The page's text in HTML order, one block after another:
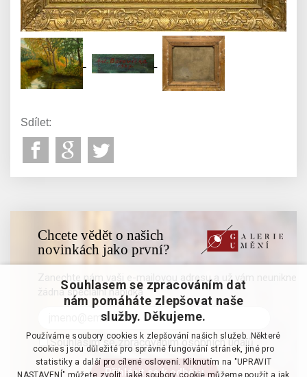
Sdílet:
Chcete vědět o našich
novinkách jako první?
Zanechte nám vaši e-mailovou adresu a už vám neunikne
žádná speciální nabídka
Souhlasím se zpracováním osobních údajů
Souhlasem se zpracováním dat
nám pomáháte zlepšovat naše
služby. Děkujeme.
Používáme soubory cookies k zlepšování našich služeb. Některé
cookies jsou důležité pro správné fungování stránek, jiné pro
statistiky a další pro cílené oslovení. Kliknutím na "UPRAVIT
NASTAVENÍ" můžete zvolit, jaké soubory cookie můžeme použít a jak